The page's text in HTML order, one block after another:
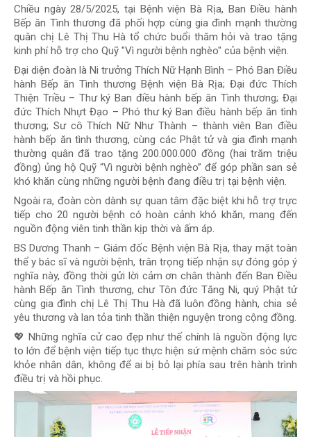
Chiều ngày 28/5/2025, tại Bệnh viện Bà Rịa, Ban Điều hành
Bếp ăn Tình thương đã phối hợp cùng gia đình mạnh thường
quân chị Lê Thị Thu Hà tổ chức buổi thăm hỏi và trao tặng
kinh phí hỗ trợ cho Quỹ "Vì người bệnh nghèo" của bệnh viện.
Đại diện đoàn là Ni trưởng Thích Nữ Hạnh Bình – Phó Ban Điều
hành Bếp ăn Tình thương Bệnh viện Bà Rịa; Đại đức Thích
Thiện Triều – Thư ký Ban điều hành bếp ăn Tình thương; Đại
đức Thích Nhựt Đạo – Phó thư ký Ban điều hành bếp ăn tình
thương; Sư cô Thích Nữ Như Thành – thành viên Ban điều
hành bếp ăn tình thương, cùng các Phật tử và gia đình mạnh
thường quân đã trao tặng 200.000.000 đồng (hai trăm triệu
đồng) ủng hộ Quỹ “Vì người bệnh nghèo” để góp phần san sẻ
khó khăn cùng những người bệnh đang điều trị tại bệnh viện.
Ngoài ra, đoàn còn dành sự quan tâm đặc biệt khi hỗ trợ trực
tiếp cho 20 người bệnh có hoàn cảnh khó khăn, mang đến
nguồn động viên tinh thần kịp thời và ấm áp.
BS Dương Thanh – Giám đốc Bệnh viện Bà Rịa, thay mặt toàn
thể y bác sĩ và người bệnh, trân trọng tiếp nhận sự đóng góp ý
nghĩa này, đồng thời gửi lời cảm ơn chân thành đến Ban Điều
hành Bếp ăn Tình thương, chư Tôn đức Tăng Ni, quý Phật tử
cùng gia đình chị Lê Thị Thu Hà đã luôn đồng hành, chia sẻ
yêu thương và lan tỏa tinh thần thiện nguyện trong cộng đồng.
💖 Những nghĩa cử cao đẹp như thế chính là nguồn động lực
to lớn để bệnh viện tiếp tục thực hiện sứ mệnh chăm sóc sức
khỏe nhân dân, không để ai bị bỏ lại phía sau trên hành trình
điều trị và hồi phục.